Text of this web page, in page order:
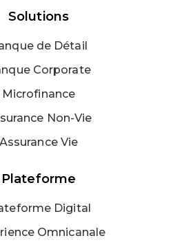
Solutions
de Détail
Corporate
Microfinance
Non-Vie
Assurance Vie
Plateforme
Digital
Omnicanale